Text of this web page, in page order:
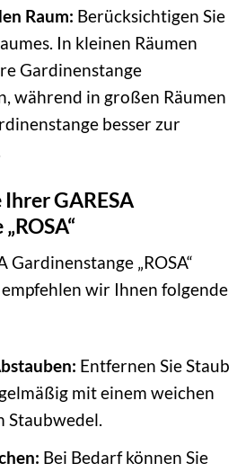
Raum: Berücksichtigen Sie
In kleinen Räumen
Gardinenstange
während in großen Räumen
besser zur
GARESA
Gardinenstange „ROSA“
wir Ihnen folgende
Entfernen Sie Staub
mit einem weichen
Staubwedel.
Bei Bedarf können Sie